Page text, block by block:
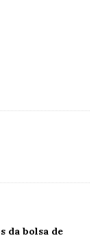
da bolsa de